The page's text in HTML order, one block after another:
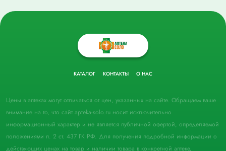
КАТАЛОГ КОНТАКТЫ О НАС
Цены в аптеках могут отличаться от цен, указанных на сайте. Обращаем ваше
внимание на то, что сайт apteka-solo.ru носит исключительно
информационный характер и не является публичной офертой, определяемой
положениями п. 2 ст. 437 ГК РФ. Для получения подробной информации о
действующих ценах на товар и наличии товара в конкретной аптеке,